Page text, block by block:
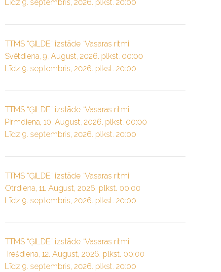
Līdz 9. septembris, 2026. plkst. 20:00
TTMS “ĢILDE” izstāde “Vasaras ritmi”
Svētdiena, 9. August, 2026. plkst. 00:00
Līdz 9. septembris, 2026. plkst. 20:00
TTMS “ĢILDE” izstāde “Vasaras ritmi”
Pirmdiena, 10. August, 2026. plkst. 00:00
Līdz 9. septembris, 2026. plkst. 20:00
TTMS “ĢILDE” izstāde “Vasaras ritmi”
Otrdiena, 11. August, 2026. plkst. 00:00
Līdz 9. septembris, 2026. plkst. 20:00
TTMS “ĢILDE” izstāde “Vasaras ritmi”
Trešdiena, 12. August, 2026. plkst. 00:00
Līdz 9. septembris, 2026. plkst. 20:00